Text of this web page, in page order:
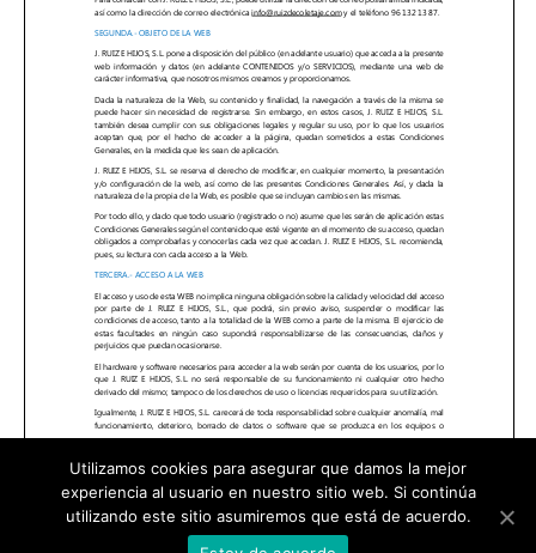
Utilizamos cookies para asegurar que damos la mejor
experiencia al usuario en nuestro sitio web. Si continúa
utilizando este sitio asumiremos que está de acuerdo.